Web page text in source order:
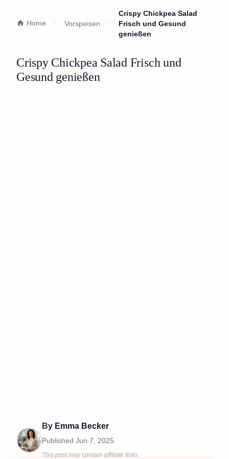
Home Vorspeisen
Crispy Chickpea Salad
Frisch und Gesund
genießen
Crispy Chickpea Salad Frisch und
Gesund genießen
By Emma Becker
Published Jun 7, 2025
This post may contain affiliate links.